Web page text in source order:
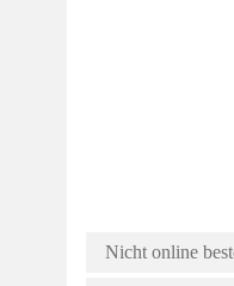
Nicht online